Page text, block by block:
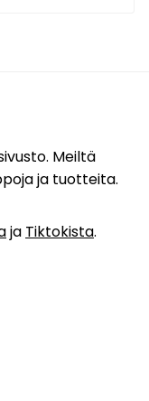
Meiltä
ja tuotteita.
ja Tiktokista.